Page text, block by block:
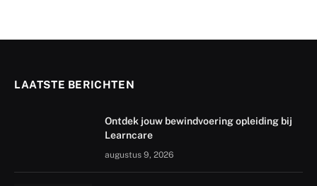
LAATSTE BERICHTEN
Ontdek jouw bewindvoering opleiding bij
Learncare
augustus 9, 2026